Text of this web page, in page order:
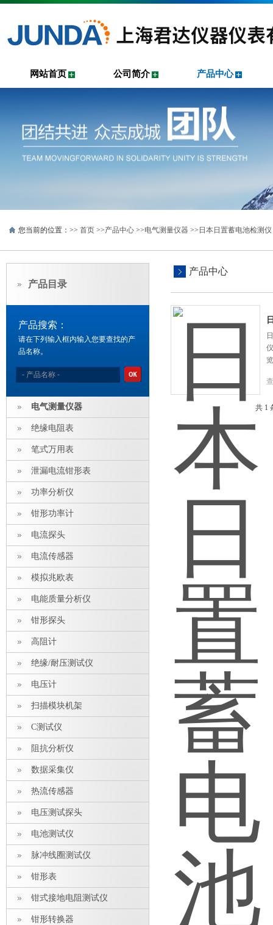
网站首页 公司简介 产品中心
您当前的位置：>> 首页 >>产品中心 >>电气测量仪器 >> 日本日置蓄电池检测仪
产品目录
产品搜索：
请在下列输入框内输入您要查找的产
品名称。
电气测量仪器
绝缘电阻表
笔式万用表
泄漏电流钳形表
功率分析仪
钳形功率计
电流探头
电流传感器
模拟兆欧表
电能质量分析仪
钳形探头
高阻计
绝缘/耐压测试仪
电压计
扫描模块机架
C测试仪
阻抗分析仪
数据采集仪
热流传感器
电压测试探头
电池测试仪
脉冲线圈测试仪
钳形表
钳式接地电阻测试仪
钳形转换器
产品中心
共 1